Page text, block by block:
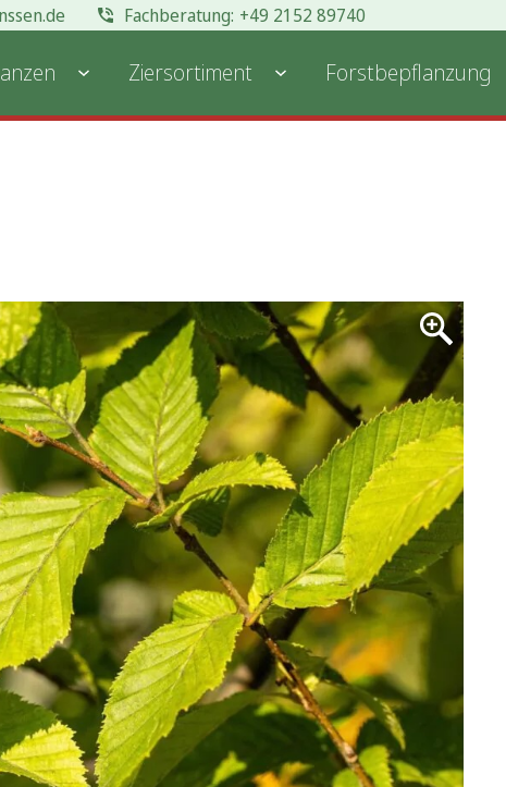
+49 2152 89740
Ziersortiment Forstbepflanzung